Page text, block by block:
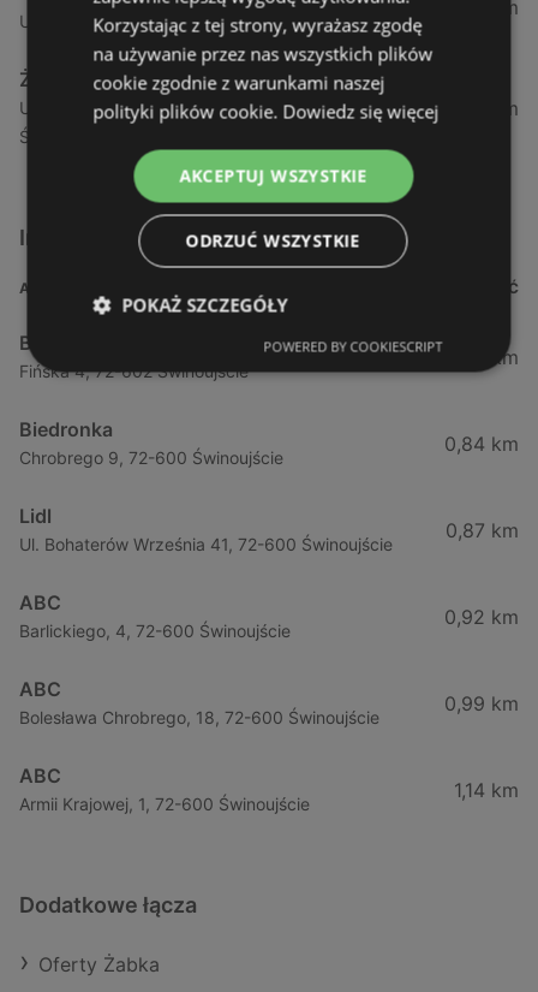
Ul. Armii Krajowej 12 / 1a, 72-600 Świnoujście
1,04 km
Żabka
Ul. Wybrzeże Wł. Iv 26/27 Lok. Lu, 72-600
Świnoujście
1,05 km
Inne sklepy Supermarkety w pobliżu
ADRES ODLEGŁOŚĆ
Biedronka
Fińska 4, 72-602 Świnoujście
0,23 km
Biedronka
Chrobrego 9, 72-600 Świnoujście
0,84 km
Lidl
Ul. Bohaterów Września 41, 72-600 Świnoujście
0,87 km
ABC
Barlickiego, 4, 72-600 Świnoujście
0,92 km
ABC
Bolesława Chrobrego, 18, 72-600 Świnoujście
0,99 km
ABC
Armii Krajowej, 1, 72-600 Świnoujście
1,14 km
Dodatkowe łącza
Oferty Żabka
Korzystając z tej strony, wyrażasz zgodę
na używanie przez nas wszystkich plików
cookie zgodnie z warunkami naszej
polityki plików cookie. Dowiedz się więcej
AKCEPTUJ WSZYSTKIE
ODRZUĆ WSZYSTKIE
POKAŻ SZCZEGÓŁY
POWERED BY COOKIESCRIPT